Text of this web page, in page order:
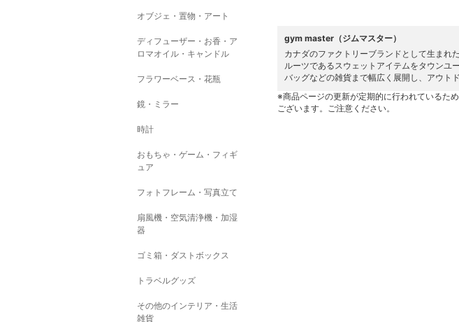
オブジェ・置物・アート
ディフューザー・お香・ア
ロマオイル・キャンドル
フラワーベース・花瓶
鏡・ミラー
時計
おもちゃ・ゲーム・フィギ
ュア
フォトフレーム・写真立て
扇風機・空気清浄機・加湿
器
ゴミ箱・ダストボックス
トラベルグッズ
その他のインテリア・生活
雑貨
gym master（ジムマスター）
カナダのファクトリーブランドとして生まれ
ルーツであるスウェットアイテムをタウンユ
バッグなどの雑貨まで幅広く展開し、アウト
※商品ページの更新が定期的に行われているた
ございます。ご注意ください。